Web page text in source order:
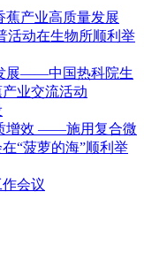
蕉产业高质量发展
活动在生物所顺利举
展——中国热科院生
业交流活动
增效 ——施用复合微
“菠萝的海”顺利举
会议